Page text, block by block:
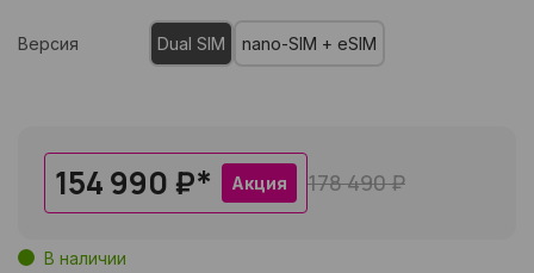
Версия Dual SIM nano-SIM + eSIM
154 990 ₽* Акция 178 490 ₽
В наличии